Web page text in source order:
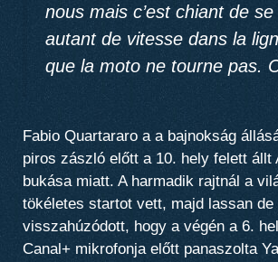
nous mais c’est chiant de
autant de vitesse dans la
que la moto ne tourne pas.
Fabio Quartararo a a bajnokság
piros zászló előtt a 10. hely felett állt
bukása miatt. A harmadik rajtnál a
tökéletes startot vett, majd lassan de
visszahúzódott, hogy a végén a 6.
Canal+ mikrofonja előtt panaszolta